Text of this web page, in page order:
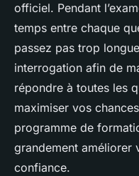
officiel. Pendant
temps entre chaque
passez pas trop
interrogation afin de
répondre à toutes les
maximiser vos
programme de
grandement améliorer
confiance.